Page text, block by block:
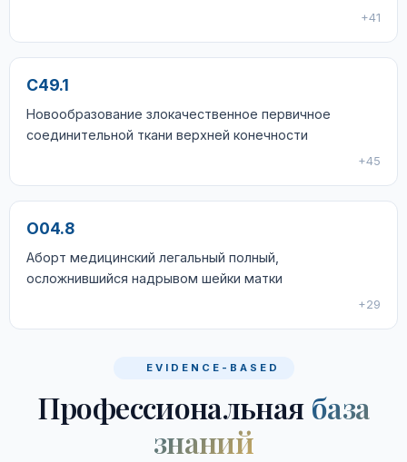
+41
C49.1
Новообразование злокачественное первичное
соединительной ткани верхней конечности
+45
O04.8
Аборт медицинский легальный полный,
осложнившийся надрывом шейки матки
+29
EVIDENCE-BASED
Профессиональная база
знаний